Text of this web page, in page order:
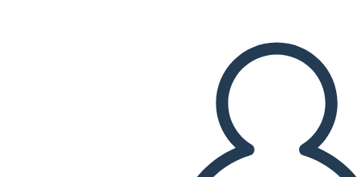
REDAȚI PREZENTAREA DE DIAPOZITIVE
CITESTE-MI